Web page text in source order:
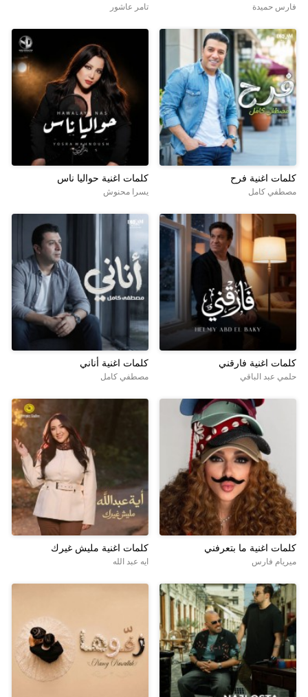
تامر عاشور فارس حميدة
كلمات اغنية حواليا ناس
يسرا محنوش
كلمات اغنية فرح
مصطفي كامل
كلمات اغنية أناني
مصطفي كامل
كلمات اغنية فارقني
حلمي عبد الباقي
كلمات اغنية مليش غيرك
ايه عبد الله
كلمات اغنية ما بتعرفني
ميريام فارس